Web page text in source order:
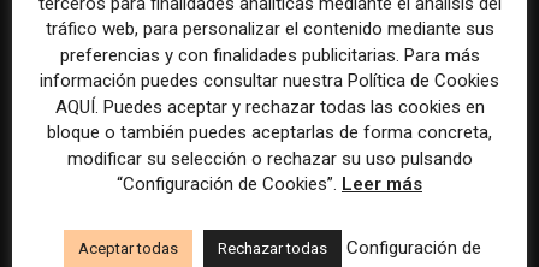
tráfico web, para personalizar el contenido mediante sus
preferencias y con finalidades publicitarias. Para más
información puedes consultar nuestra Política de Cookies
AQUÍ. Puedes aceptar y rechazar todas las cookies en
bloque o también puedes aceptarlas de forma concreta,
modificar su selección o rechazar su uso pulsando
“Configuración de Cookies”. Leer más
Aceptar todas Rechazar todas
Configuración de